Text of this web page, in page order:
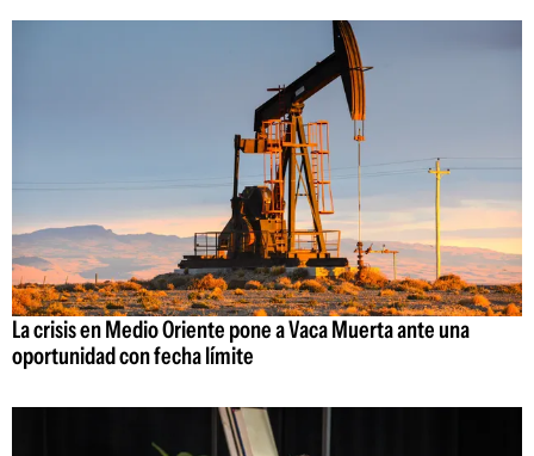
La crisis en Medio Oriente pone a Vaca Muerta ante una
oportunidad con fecha límite